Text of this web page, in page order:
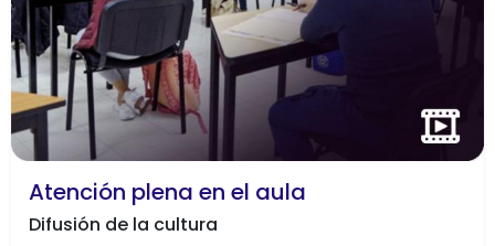
Atención plena en el aula
Difusión de la cultura